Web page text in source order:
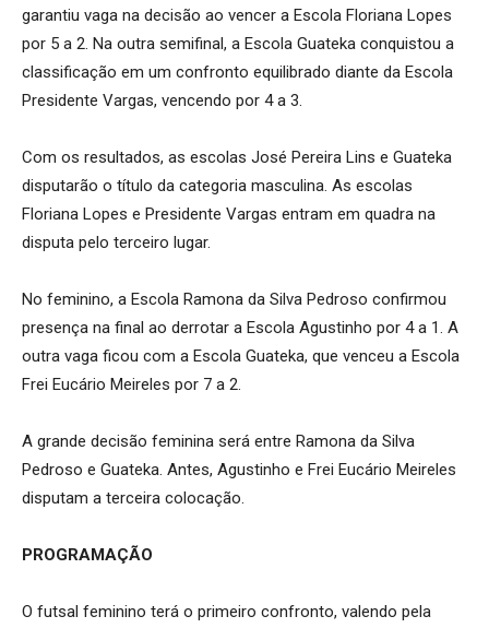
garantiu vaga na decisão ao vencer a Escola Floriana Lopes
por 5 a 2. Na outra semifinal, a Escola Guateka conquistou a
classificação em um confronto equilibrado diante da Escola
Presidente Vargas, vencendo por 4 a 3.
Com os resultados, as escolas José Pereira Lins e Guateka
disputarão o título da categoria masculina. As escolas
Floriana Lopes e Presidente Vargas entram em quadra na
disputa pelo terceiro lugar.
No feminino, a Escola Ramona da Silva Pedroso confirmou
presença na final ao derrotar a Escola Agustinho por 4 a 1. A
outra vaga ficou com a Escola Guateka, que venceu a Escola
Frei Eucário Meireles por 7 a 2.
A grande decisão feminina será entre Ramona da Silva
Pedroso e Guateka. Antes, Agustinho e Frei Eucário Meireles
disputam a terceira colocação.
PROGRAMAÇÃO
O futsal feminino terá o primeiro confronto, valendo pela